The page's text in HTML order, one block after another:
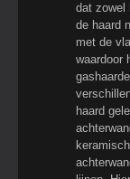
dat zowel
de haard
met de
waardoor
haard